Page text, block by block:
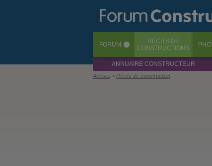
FORUM ‹ RÉCITS DE
CONSTRUCTIONS
ANNUAIRE CONSTRUCTEUR
Accueil Récits de construction